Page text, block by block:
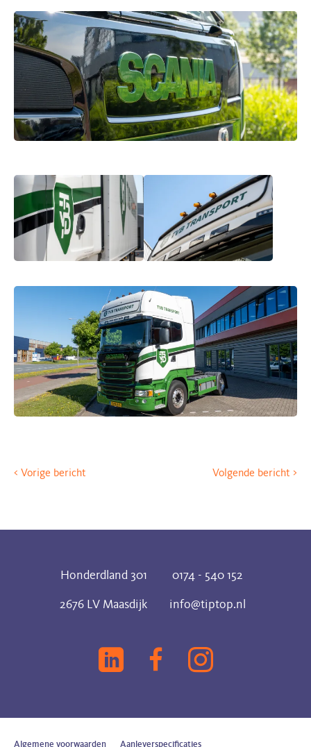
Vorige bericht Volgende bericht
Honderdland 301
0174 - 540 152
2676 LV Maasdijk
info@tiptop.nl
Algemene voorwaarden Aanleverspecificaties